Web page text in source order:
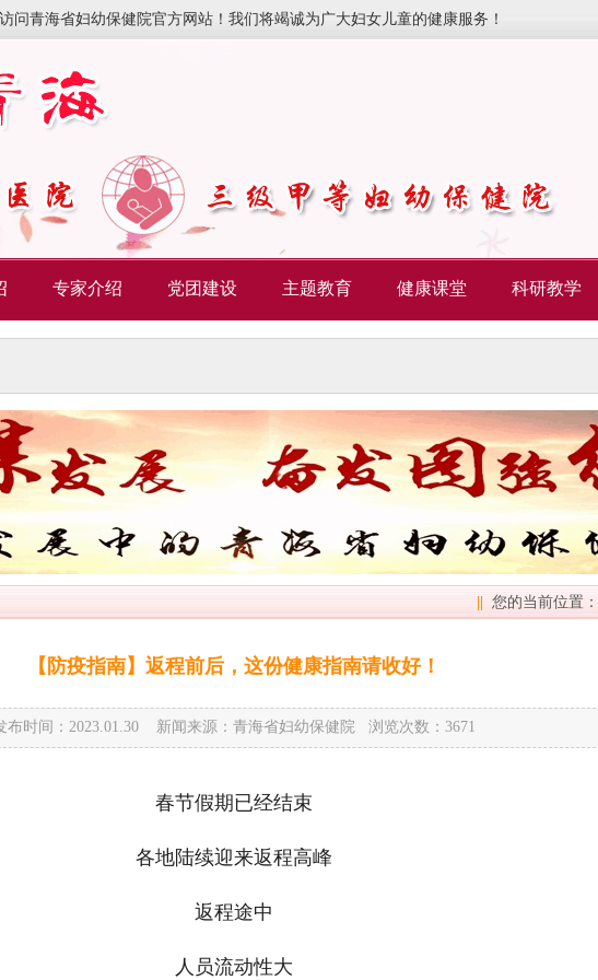
问青海省妇幼保健院官方网站！我们将竭诚为广大妇女儿童的健康服务！
专家介绍 党团建设 主题教育 健康课堂 科研教学
您的当前位置：
【防疫指南】返程前后，这份健康指南请收好！
布时间：2023.01.30 新闻来源：青海省妇幼保健院 浏览次数： 3671
春节假期已经结束
各地陆续迎来返程高峰
返程途中
人员流动性大